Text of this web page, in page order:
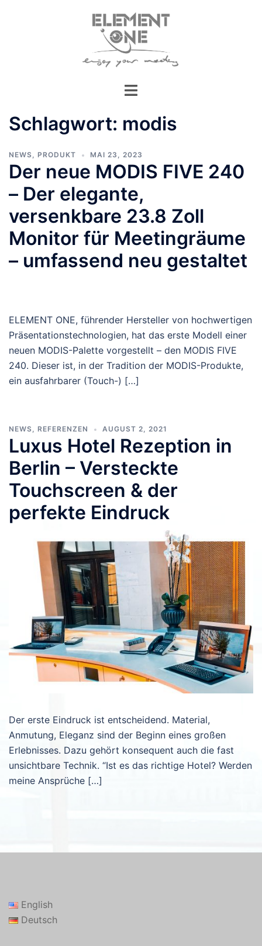
Schlagwort: modis
NEWS, PRODUKT MAI 23, 2023
Der neue MODIS FIVE 240
– Der elegante,
versenkbare 23.8 Zoll
Monitor für Meetingräume
– umfassend neu gestaltet
ELEMENT ONE, führender Hersteller von hochwertigen
Präsentationstechnologien, hat das erste Modell einer
neuen MODIS-Palette vorgestellt – den MODIS FIVE
240. Dieser ist, in der Tradition der MODIS-Produkte,
ein ausfahrbarer (Touch-) […]
NEWS, REFERENZEN AUGUST 2, 2021
Luxus Hotel Rezeption in
Berlin – Versteckte
Touchscreen & der
perfekte Eindruck
Der erste Eindruck ist entscheidend. Material,
Anmutung, Eleganz sind der Beginn eines großen
Erlebnisses. Dazu gehört konsequent auch die fast
unsichtbare Technik. “Ist es das richtige Hotel? Werden
meine Ansprüche […]
English
Deutsch